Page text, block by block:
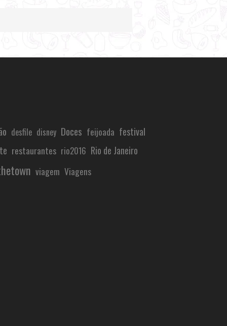
desfile disney Doces feijoada festival
restaurantes rio2016 Rio de Janeiro
viagem Viagens